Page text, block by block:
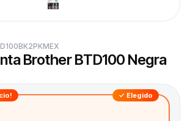
Brother BTD100 Negra
✓ Elegido